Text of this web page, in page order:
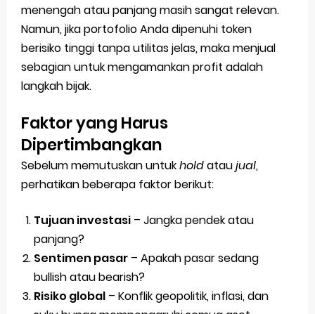
menengah atau panjang masih sangat relevan.
Namun, jika portofolio Anda dipenuhi token
berisiko tinggi tanpa utilitas jelas, maka menjual
sebagian untuk mengamankan profit adalah
langkah bijak.
Faktor yang Harus
Dipertimbangkan
Sebelum memutuskan untukholdataujual,
perhatikan beberapa faktor berikut:
Tujuan investasi – Jangka pendek atau
panjang?
Sentimen pasar – Apakah pasar sedang
bullish atau bearish?
Risiko global – Konflik geopolitik, inflasi, dan